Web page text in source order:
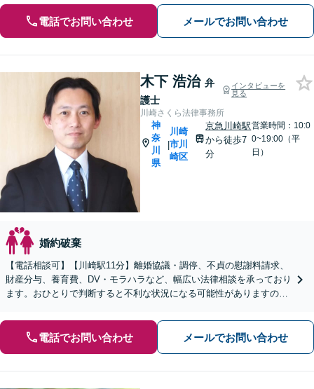
電話でお問い合わせ メールでお問い合わせ
木下 浩治 弁
護士
インタビューを
見る
川崎さくら法律事務所
神
奈
川
県
|
川崎
市川
崎区
京急川崎駅
から徒歩7
分
営業時間：10:0
0~19:00（平
日）
婚約破棄
【電話相談可】【川崎駅11分】離婚協議・調停、不貞の慰謝料請求、
財産分与、養育費、DV・モラハラなど、幅広い法律相談を承っており
ます。おひとりで判断すると不利な状況になる可能性がありますので
電話でお問い合わせ メールでお問い合わせ